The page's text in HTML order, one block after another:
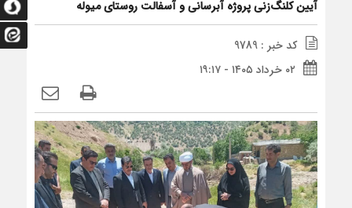
آیین کلنگ‌زنی پروژه آبرسانی و آسفالت روستای میوله
کد خبر : 9789
۰۲ خرداد ۱۴۰۵ - ۱۹:۱۷